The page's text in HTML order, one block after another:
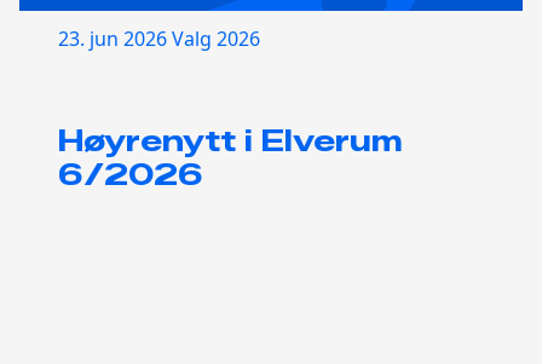
23. jun 2026Valg 2026
Høyrenytt i Elverum
6/2026